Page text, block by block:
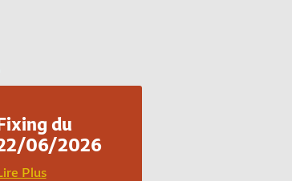
du
06/2026
Plus